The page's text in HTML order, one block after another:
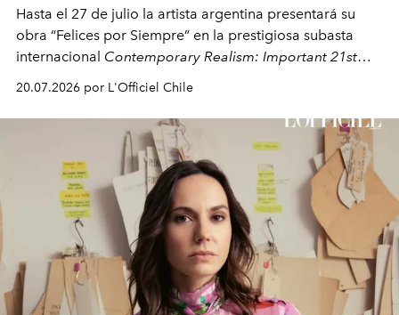
Hasta el 27 de julio la artista argentina presentará su
obra “Felices por Siempre” en la prestigiosa subasta
internacional Contemporary Realism: Important 21st
, organizada por
20.07.2026 por L'Officiel Chile